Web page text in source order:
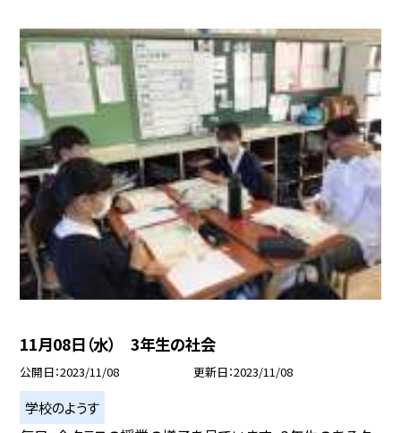
11月08日（水） 3年生の社会
公開日 2023/11/08 更新日 2023/11/08
学校のようす